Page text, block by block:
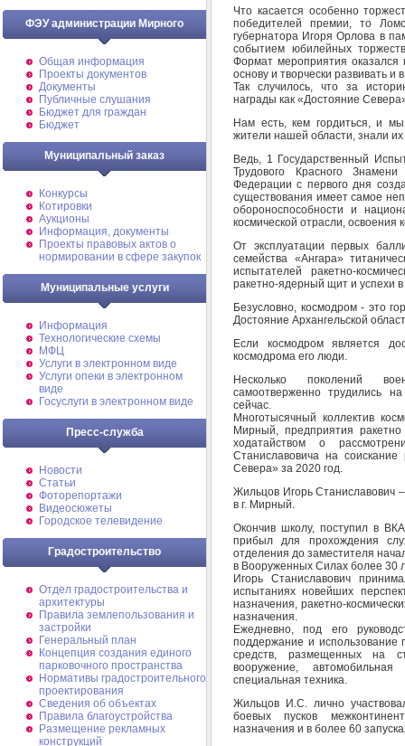
ФЭУ администрации Мирного
Общая информация
Проекты документов
Документы
Публичные слушания
Бюджет для граждан
Бюджет
Муниципальный заказ
Конкурсы
Котировки
Аукционы
Информация, документы
Проекты правовых актов о
нормировании в сфере закупок
Муниципальные услуги
Информация
Технологические схемы
МФЦ
Услуги в электронном виде
Услуги опеки в электронном
виде
Госуслуги в электронном виде
Пресс-служба
Новости
Статьи
Фоторепортажи
Видеосюжеты
Городское телевидение
Градостроительство
Отдел градостроительства и
архитектуры
Правила землепользования и
застройки
Генеральный план
Концепция создания единого
парковочного пространства
Нормативы градостроительного
проектирования
Сведения об объектах
Правила благоустройства
Размещение рекламных
конструкций
Что касается особенно
победителей премии, то
губернатора Игоря Орлова в
событием юбилейных
Формат мероприятия оказался
основу и творчески развивать
Так случилось, что за
награды как «Достояние
Нам есть, кем гордиться, и
жители нашей области, знали их
Ведь, 1 Государственный
Трудового Красного
Федерации с первого дня
существования имеет самое
обороноспособности и
космической отрасли, освоения
От эксплуатации первых
семейства «Ангара»
испытателей ракетно-
ракетно-ядерный щит и успехи в
Безусловно, космодром - это
Достояние Архангельской
Если космодром является
космодрома его люди.
Несколько поколений
самоотверженно трудились
сейчас.
Многотысячный коллектив
Мирный, предприятия
ходатайством о
Станиславовича на
Севера» за 2020 год.
Жильцов Игорь Станиславович
в г. Мирный.
Окончив школу, поступил в
прибыл для прохождения
отделения до заместителя
в Вооруженных Силах более 30
Игорь Станиславович
испытаниях новейших
назначения, ракетно-
назначения.
Ежедневно, под его
поддержание и использование
средств, размещенных на
вооружение, автомобильная
специальная техника.
Жильцов И.С. лично
боевых пусков
назначения и в более 60